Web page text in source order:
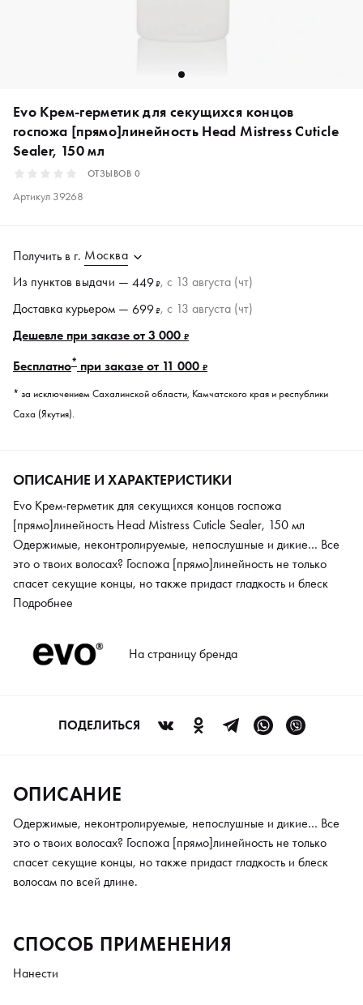
Evo Крем-герметик для секущихся концов
госпожа [прямо]линейность Head Mistress Cuticle
Sealer, 150 мл
ОТЗЫВОВ 0
Артикул 39268
Получить в г. Москва
Из пунктов выдачи — 449₽, c 13 августа (чт)
Доставка курьером — 699₽, c 13 августа (чт)
Дешевле при заказе от 3 000 ₽
Бесплатно* при заказе от 11 000 ₽
* за исключением Сахалинской области, Камчатского края и республики
Саха (Якутия).
ОПИСАНИЕ И ХАРАКТЕРИСТИКИ
Evo Крем-герметик для секущихся концов госпожа
[прямо]линейность Head Mistress Cuticle Sealer, 150 мл
Одержимые, неконтролируемые, непослушные и дикие… Все
это о твоих волосах? Госпожа [прямо]линейность не только
спасет секущие концы, но также придаст гладкость и блеск
волосам по всей длине.
Подробнее
На страницу бренда
ПОДЕЛИТЬСЯ
ОПИСАНИЕ
Одержимые, неконтролируемые, непослушные и дикие… Все
это о твоих волосах? Госпожа [прямо]линейность не только
спасет секущие концы, но также придаст гладкость и блеск
волосам по всей длине.
СПОСОБ ПРИМЕНЕНИЯ
Нанести